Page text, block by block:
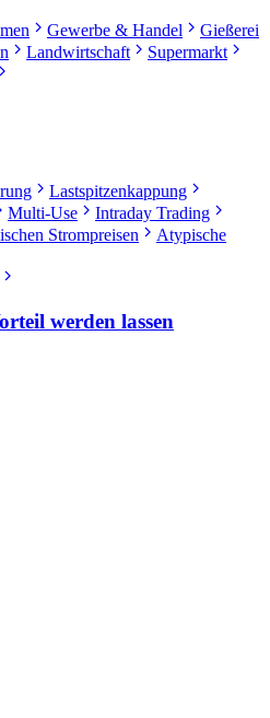
Gewerbe & Handel
Gießerei
Landwirtschaft
Supermarkt
Lastspitzenkappung
Multi-Use
Intraday Trading
Strompreisen
Atypische
werden lassen